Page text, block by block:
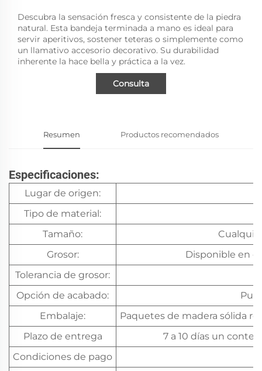
Descubra la sensación fresca y consistente de la piedra
natural. Esta bandeja terminada a mano es ideal para
servir aperitivos, sostener teteras o simplemente como
un llamativo accesorio decorativo. Su durabilidad
inherente la hace bella y práctica a la vez.
Consulta
Resumen Productos recomendados
Especificaciones:
Lugar de origen:
Tipo de material:
Tamaño:
Grosor:
Disponible en
Tolerancia de grosor:
Opción de acabado:
Embalaje:
Paquetes de madera sólida
Plazo de entrega
7 a 10 días un
Condiciones de pago